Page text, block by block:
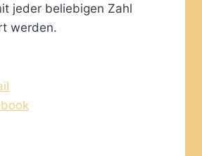
jeder beliebigen Zahl
werden.